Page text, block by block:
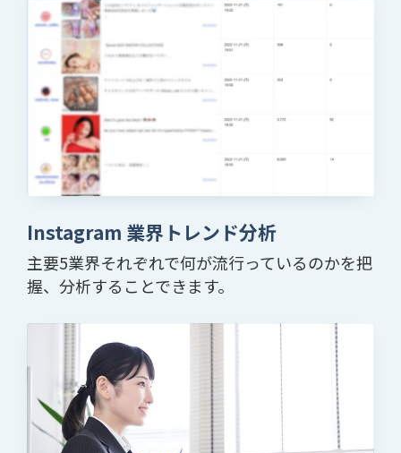
Instagram 業界トレンド分析
主要5業界それぞれで何が流行っているのかを把
握、分析することできます。